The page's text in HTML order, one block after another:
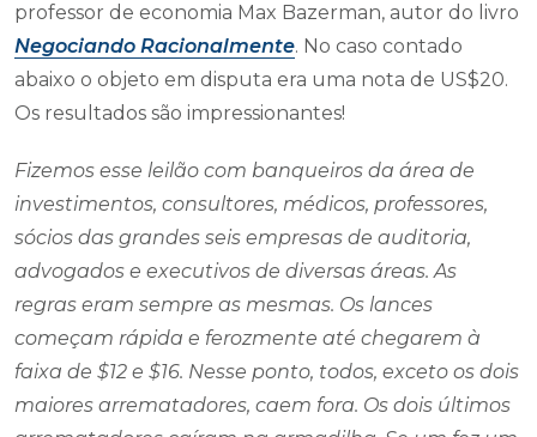
professor de economia Max Bazerman, autor do livro
Negociando Racionalmente. No caso contado
abaixo o objeto em disputa era uma nota de US$20.
Os resultados são impressionantes!
Fizemos esse leilão com banqueiros da área de
investimentos, consultores, médicos, professores,
sócios das grandes seis empresas de auditoria,
advogados e executivos de diversas áreas. As
regras eram sempre as mesmas. Os lances
começam rápida e ferozmente até chegarem à
faixa de $12 e $16. Nesse ponto, todos, exceto os dois
maiores arrematadores, caem fora. Os dois últimos